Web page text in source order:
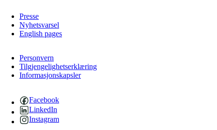
Presse
Nyhetsvarsel
English pages
Personvern
Tilgjengelighetserklæring
Informasjonskapsler
Facebook
LinkedIn
Instagram